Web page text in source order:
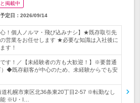
掲載中
定日： 2026/09/14
心！個人ノルマ・飛び込みナシ】★既存取引先
営業をお任せします ★必要な知識は入社後に
す！
す！／【未経験者の方も大歓迎！】※要普通
）◆既存顧客が中心のため、未経験からでも安
道札幌市東区北36条東20丁目2-57 ※転勤なし
※U・I…